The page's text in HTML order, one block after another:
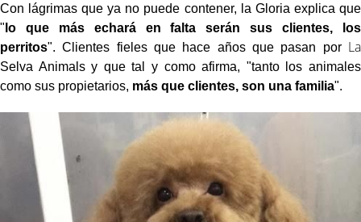
Con lágrimas que ya no puede contener, la Gloria explica que
" lo que más echará en falta serán sus clientes, los
perritos". Clientes fieles que hace años que pasan por La
Selva Animals y que tal y como afirma, "tanto los animales
como sus propietarios, más que clientes, son una familia".